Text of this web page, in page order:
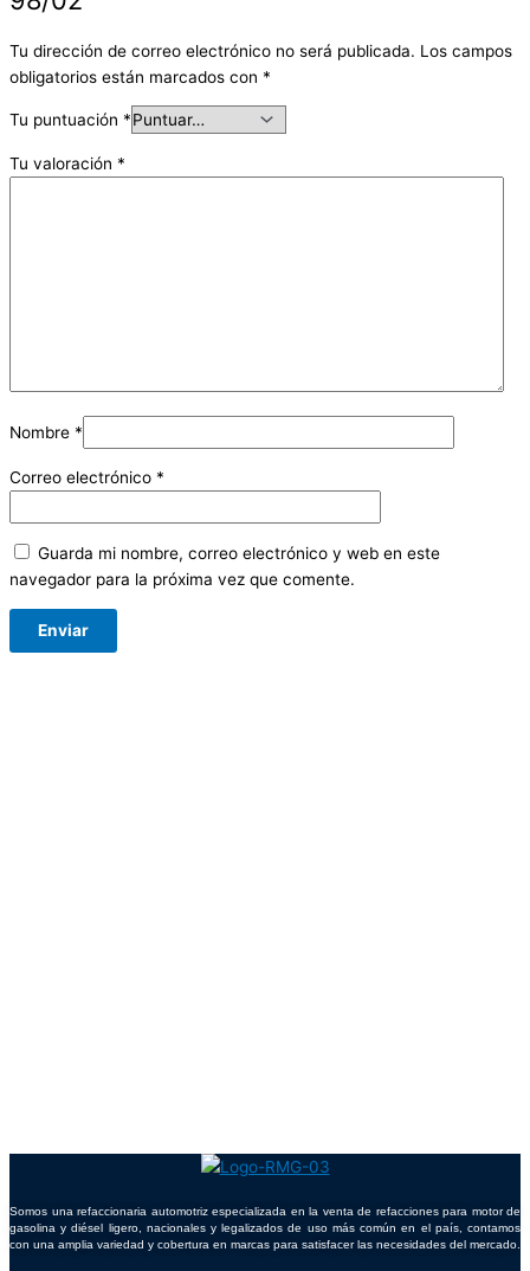
Tu dirección de correo electrónico no será publicada. Los campos
obligatorios están marcados con *
Tu puntuación *
Tu valoración *
Nombre *
Correo electrónico *
Guarda mi nombre, correo electrónico y web en este
navegador para la próxima vez que comente.
Somos una refaccionaria automotriz especializada en la venta de refacciones para motor de
gasolina y diésel ligero, nacionales y legalizados de uso más común en el país, contamos
con una amplia variedad y cobertura en marcas para satisfacer las necesidades del mercado.